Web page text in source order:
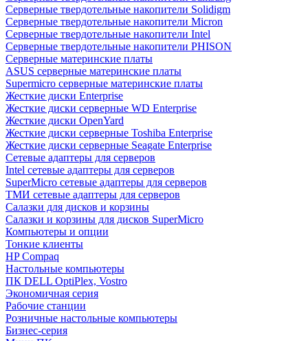
Cерверные твердотельные накопители Solidigm
Cерверные твердотельные накопители Micron
Cерверные твердотельные накопители Intel
Cерверные твердотельные накопители PHISON
Серверные материнские платы
ASUS серверные материнские платы
Supermicro серверные материнские платы
Жесткие диски Enterprise
Жесткие диски серверные WD Enterprise
Жесткие диски OpenYard
Жесткие диски серверные Toshiba Enterprise
Жесткие диски серверные Seagate Enterprise
Сетевые адаптеры для серверов
Intel сетевые адаптеры для серверов
SuperMicro сетевые адаптеры для серверов
ТМИ сетевые адаптеры для серверов
Салазки для дисков и корзины
Салазки и корзины для дисков SuperMicro
Компьютеры и опции
Тонкие клиенты
HP Compaq
Настольные компьютеры
ПК DELL OptiPlex, Vostro
Экономичная серия
Рабочие станции
Розничные настольные компьютеры
Бизнес-серия